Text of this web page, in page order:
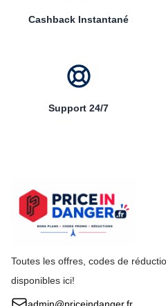
Cashback Instantané
Support 24/7
Toutes les offres, codes de
disponibles ici!